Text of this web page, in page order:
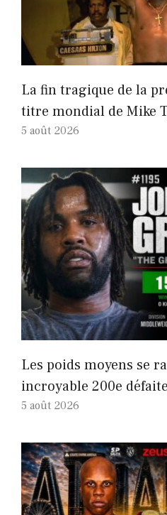
La fin tragique de la
titre mondial de Mike
5 août 2026
Les poids moyens se
incroyable 200e
5 août 2026